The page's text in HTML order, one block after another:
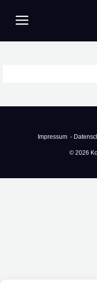
springen
Impressum -
© 2026